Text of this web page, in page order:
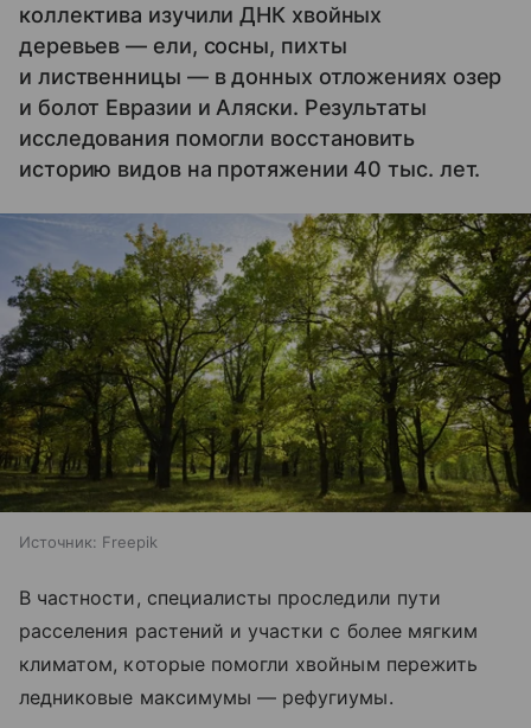
коллектива изучили ДНК хвойных
деревьев — ели, сосны, пихты
и лиственницы — в донных отложениях озер
и болот Евразии и Аляски. Результаты
исследования помогли восстановить
историю видов на протяжении 40 тыс. лет.
Источник: Freepik
В частности, специалисты проследили пути
расселения растений и участки с более мягким
климатом, которые помогли хвойным пережить
ледниковые максимумы — рефугиумы.